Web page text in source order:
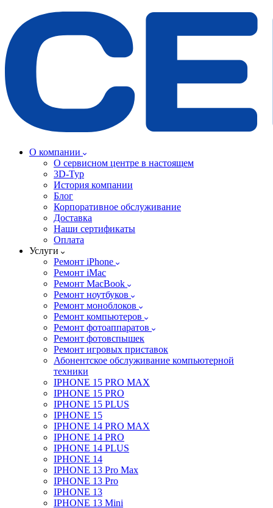
О компании
О сервисном центре в настоящем
3D-Тур
История компании
Блог
Корпоративное обслуживание
Доставка
Наши сертификаты
Оплата
Услуги
Ремонт iPhone
Ремонт iMac
Ремонт MacBook
Ремонт ноутбуков
Ремонт моноблоков
Ремонт компьютеров
Ремонт фотоаппаратов
Ремонт фотовспышек
Ремонт игровых приставок
Абонентское обслуживание компьютерной
техники
IPHONE 15 PRO MAX
IPHONE 15 PRO
IPHONE 15 PLUS
IPHONE 15
IPHONE 14 PRO MAX
IPHONE 14 PRO
IPHONE 14 PLUS
IPHONE 14
IPHONE 13 Pro Max
IPHONE 13 Pro
IPHONE 13
IPHONE 13 Mini